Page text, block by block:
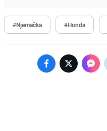
#Njemačka #Honda